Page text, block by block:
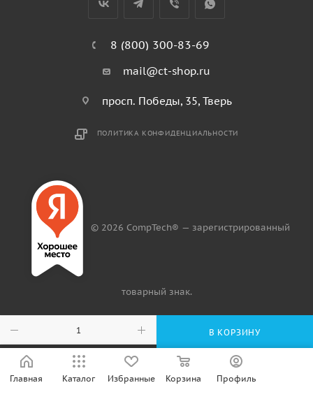
В КОРЗИНУ
8 (800) 300-83-69
mail@ct-shop.ru
просп. Победы, 35, Тверь
ПОЛИТИКА КОНФИДЕНЦИАЛЬНОСТИ
© 2026 CompTech® — зарегистрированный
товарный знак.
Главная Каталог Избранные Корзина Профиль